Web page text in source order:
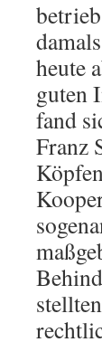
heute
guten
fand
Franz